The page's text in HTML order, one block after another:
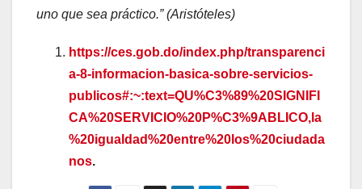
uno que sea práctico.” (Aristóteles)
https://ces.gob.do/index.php/transparenci
a-8-informacion-basica-sobre-servicios-
publicos#:~:text=QU%C3%89%20SIGNIFI
CA%20SERVICIO%20P%C3%9ABLICO,la
%20igualdad%20entre%20los%20ciudada
nos.